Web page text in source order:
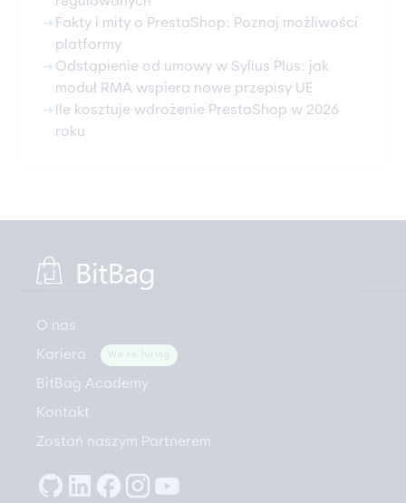
arrow_right_alt Fakty i mity o PrestaShop: Poznaj możliwości
platformy
arrow_right_alt Odstąpienie od umowy w Sylius Plus: jak
moduł RMA wspiera nowe przepisy UE
arrow_right_alt
Ile kosztuje wdrożenie PrestaShop w 2026
roku
O nas
Kariera
We're hiring
BitBag Academy
Kontakt
Zostań naszym Partnerem